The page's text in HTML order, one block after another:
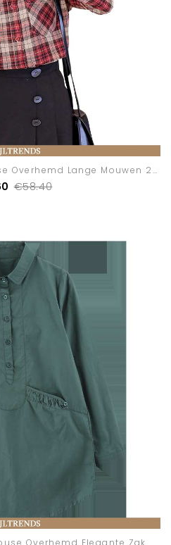
Overhemden Dames Blouse Overhemd Lange Mouwen 2020
€58.40
Overhemd Elegante Zak